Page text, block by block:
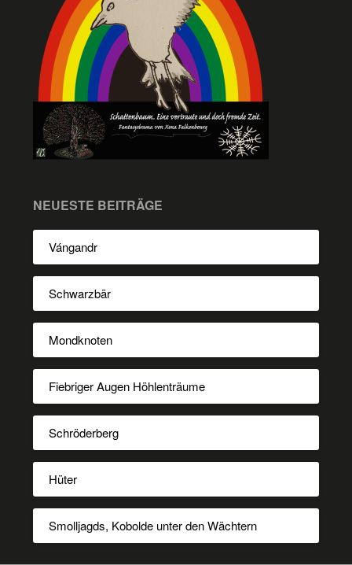
NEUESTE BEITRÄGE
Vángandr
Schwarzbär
Mondknoten
Fiebriger Augen Höhlenträume
Schröderberg
Hüter
Smolljagds, Kobolde unter den Wächtern